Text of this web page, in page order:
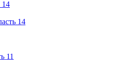
14
14
11